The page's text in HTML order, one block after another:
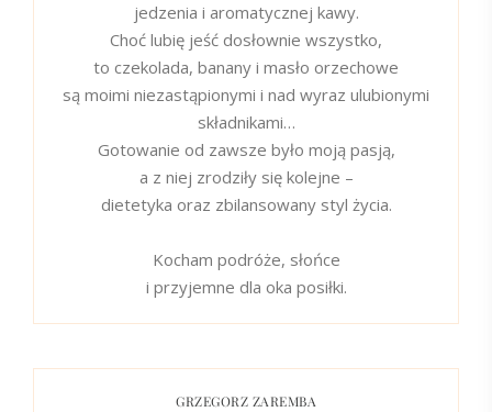
jedzenia i aromatycznej kawy.
Choć lubię jeść dosłownie wszystko,
to czekolada, banany i masło orzechowe
są moimi niezastąpionymi i nad wyraz ulubionymi
składnikami…
Gotowanie od zawsze było moją pasją,
a z niej zrodziły się kolejne –
dietetyka oraz zbilansowany styl życia.
Kocham podróże, słońce
i przyjemne dla oka posiłki.
GRZEGORZ ZAREMBA